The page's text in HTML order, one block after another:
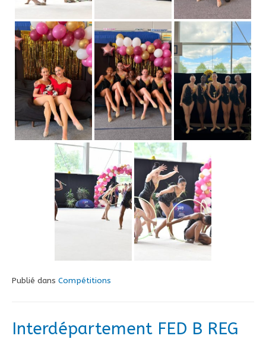
Publié dans Compétitions
Interdépartement FED B REG